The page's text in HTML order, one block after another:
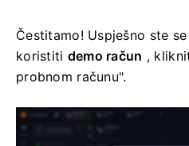
Čestitamo! Uspješno ste
koristiti demo račun ,
probnom računu".